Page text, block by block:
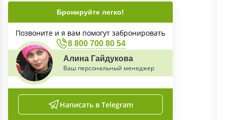
Бронируйте легко!
Позвоните и я вам помогут забронировать
8 800 700 80 54
Алина Гайдукова
Ваш персональный менеджер
Написать в Telegram